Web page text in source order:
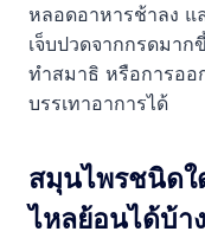
หลอดอาหารช้าลง แ
เจ็บปวดจากกรดมาก
ทำสมาธิ หรือการออ
บรรเทาอาการได้
สมุนไพรชนิดใ
ไหลย้อนได้บ้า